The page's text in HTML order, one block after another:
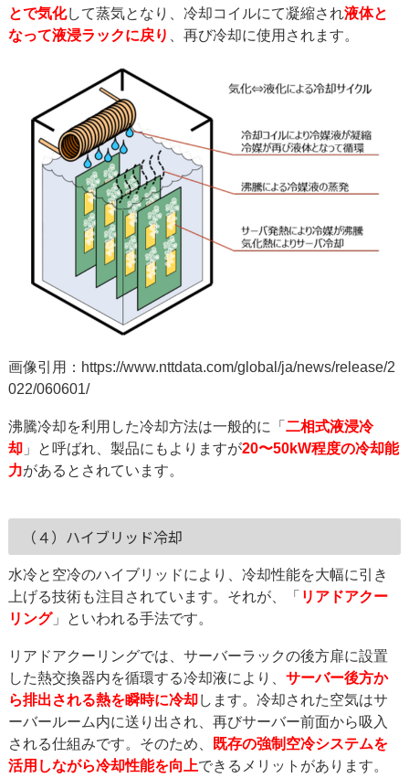
とで気化して蒸気となり、冷却コイルにて凝縮され液体と
なって液浸ラックに戻り
、再び冷却に使用されます。
画像引用： https://www.nttdata.com/global/ja/news/release/2
022/060601/
沸騰冷却を利用した冷却方法は一般的に「 二相式液浸冷
却」と呼ばれ、製品にもよりますが20〜50kW程度の冷却能
力があるとされています。
（４）ハイブリッド冷却
水冷と空冷のハイブリッドにより、冷却性能を大幅に引き
上げる技術も注目されています。それが、「 リアドアクー
リング」といわれる手法です。
リアドアクーリングでは、サーバーラックの後方扉に設置
した熱交換器内を循環する冷却液により、 サーバー後方か
ら排出される熱を瞬時に冷却します。冷却された空気はサ
ーバールーム内に送り出され、再びサーバー前面から吸入
される仕組みです。そのため、
既存の強制空冷システムを
活用しながら冷却性能を向上できるメリットがあります。